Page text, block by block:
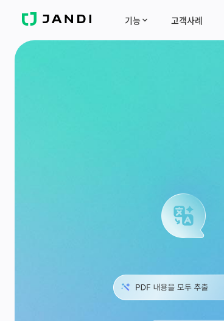
J
N
기능 고객사례